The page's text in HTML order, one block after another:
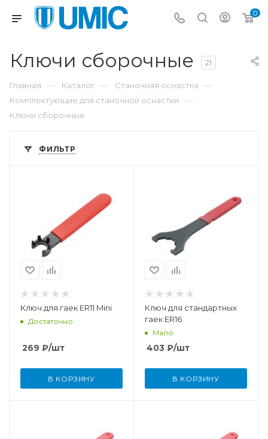
0
Ключи сборочные 21
Главная — Каталог — Станочная оснастка —
Комплектующие для станочной оснастки —
Ключи сборочные
ФИЛЬТР
Ключ для гаек ER11 Mini
Достаточно
269 ₽/шт
В КОРЗИНУ
Ключ для стандартных
гаек ER16
Мало
403 ₽/шт
В КОРЗИНУ